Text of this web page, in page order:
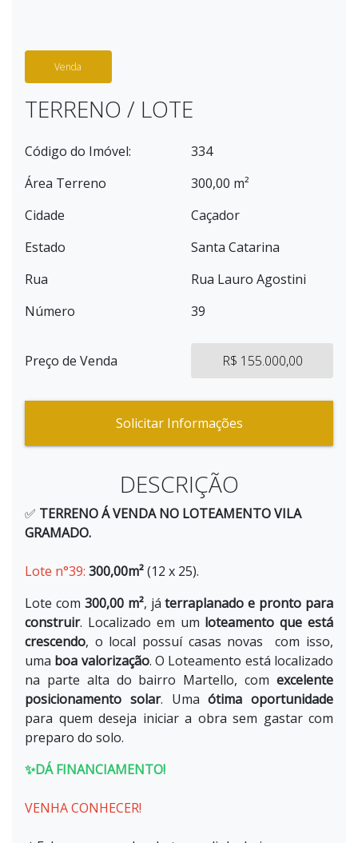
Venda
TERRENO / LOTE
Código do Imóvel:
334
Área Terreno
300,00 m²
Cidade
Caçador
Estado
Santa Catarina
Rua
Rua Lauro Agostini
Número
39
Preço de Venda R$ 155.000,00
Solicitar Informações
DESCRIÇÃO
✅ TERRENO Á VENDA NO LOTEAMENTO VILA
GRAMADO.
Lote n°39: 300,00m²(12 x 25).
Lote com 300,00 m², játerraplanado e pronto para
construir. Localizado em um loteamento que está
crescendo, o local possuí casas novas com isso,
uma boa valorização. O Loteamento está localizado
na parte alta do bairro Martello, com excelente
posicionamento solar. Umaótima oportunidade
para quem deseja iniciar a obra sem gastar com
preparo do solo.
✨DÁ FINANCIAMENTO!
VENHA CONHECER!